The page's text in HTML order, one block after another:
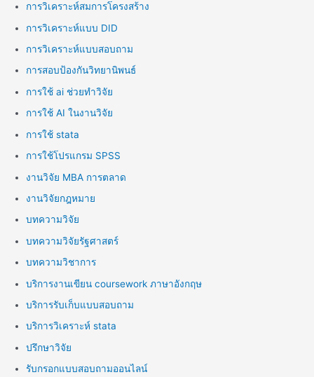
การวิเคราะห์สมการโครงสร้าง
การวิเคราะห์แบบ DID
การวิเคราะห์แบบสอบถาม
การสอบป้องกันวิทยานิพนธ์
การใช้ ai ช่วยทำวิจัย
การใช้ AI ในงานวิจัย
การใช้ stata
การใช้โปรแกรม SPSS
งานวิจัย MBA การตลาด
งานวิจัยกฎหมาย
บทความวิจัย
บทความวิจัยรัฐศาสตร์
บทความวิชาการ
บริการงานเขียน coursework ภาษาอังกฤษ
บริการรับเก็บแบบสอบถาม
บริการวิเคราะห์ stata
ปรึกษาวิจัย
รับกรอกแบบสอบถามออนไลน์